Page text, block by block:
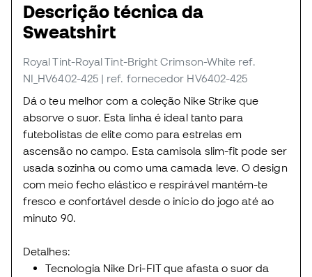
Descrição técnica da
Sweatshirt
Royal Tint-Royal Tint-Bright Crimson-White ref.
NI_HV6402-425 | ref. fornecedor HV6402-425
Dá o teu melhor com a coleção Nike Strike que
absorve o suor. Esta linha é ideal tanto para
futebolistas de elite como para estrelas em
ascensão no campo. Esta camisola slim-fit pode ser
usada sozinha ou como uma camada leve. O design
com meio fecho elástico e respirável mantém-te
fresco e confortável desde o início do jogo até ao
minuto 90.
Detalhes:
Tecnologia Nike Dri-FIT que afasta o suor da